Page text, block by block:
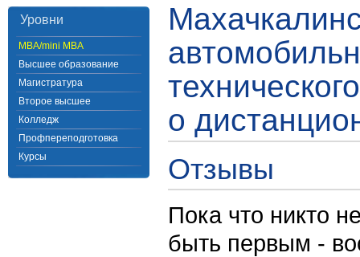
Уровни
MBA/mini MBA
Высшее образование
Магистратура
Второе высшее
Колледж
Профпереподготовка
Курсы
о
Отзывы
Пока что никто
быть первым -